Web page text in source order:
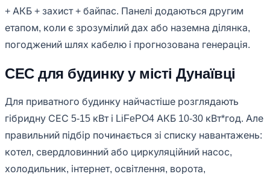
+ АКБ + захист + байпас. Панелі додаються другим
етапом, коли є зрозумілий дах або наземна ділянка,
погоджений шлях кабелю і прогнозована генерація.
СЕС для будинку у місті Дунаївці
Для приватного будинку найчастіше розглядають
гібридну СЕС 5-15 кВт і LiFePO4 АКБ 10-30 кВт*год. Але
правильний підбір починається зі списку навантажень:
котел, свердловинний або циркуляційний насос,
холодильник, інтернет, освітлення, ворота,